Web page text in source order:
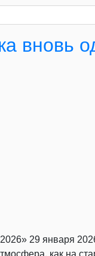
вновь
29 января
как на